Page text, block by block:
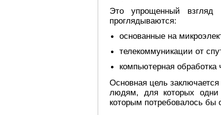
Это упрощенный
проглядываются:
основанные на
телекоммуникации от
компьютерная
Основная цель
людям, для которых
которым потребовалось бы